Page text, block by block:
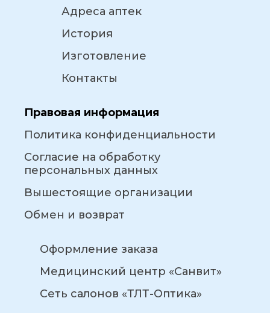
Адреса аптек
История
Изготовление
Контакты
Правовая информация
Политика конфиденциальности
Согласие на обработку
персональных данных
Вышестоящие организации
Обмен и возврат
Оформление заказа
Медицинский центр «Санвит»
Сеть салонов «ТЛТ-Оптика»